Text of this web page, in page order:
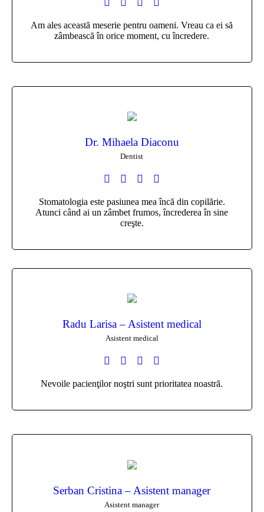
Am ales această meserie pentru oameni. Vreau ca ei să
zâmbească în orice moment, cu încredere.
Dr. Mihaela Diaconu
Dentist
Stomatologia este pasiunea mea încă din copilărie.
Atunci când ai un zâmbet frumos, încrederea în sine
creşte.
Radu Larisa – Asistent medical
Asistent medical
Nevoile pacienţilor noştri sunt prioritatea noastră.
Serban Cristina – Asistent manager
Asistent manager